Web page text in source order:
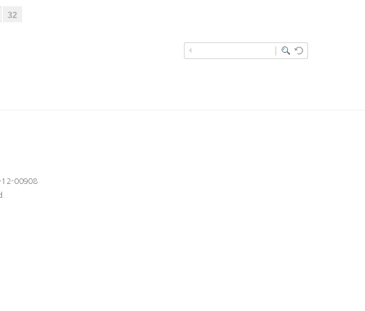
32
12-00908